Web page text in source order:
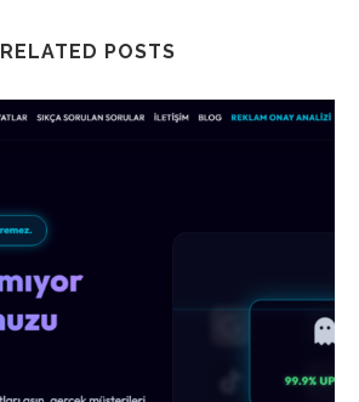
RELATED POSTS